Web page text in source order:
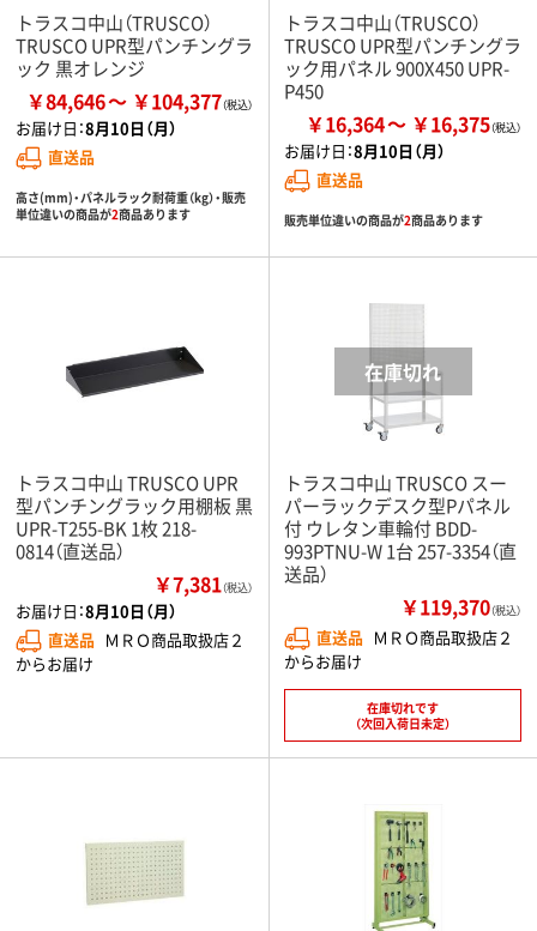
トラスコ中山（TRUSCO）
TRUSCO UPR型パンチングラ
ック 黒オレンジ
￥84,646 ￥104,377
お届け日：8月10日（月）
直送品
高さ(mm)・パネルラック耐荷重（kg）・販売
単位違いの商品が2商品あります
トラスコ中山（TRUSCO）
TRUSCO UPR型パンチングラ
ック用パネル 900X450 UPR-
P450
￥16,364 ￥16,375
お届け日：8月10日（月）
直送品
販売単位違いの商品が2商品あります
トラスコ中山 TRUSCO UPR
型パンチングラック用棚板 黒
UPR-T255-BK 1枚 218-
0814（直送品）
￥7,381（税込）
お届け日：8月10日（月）
直送品 ＭＲＯ商品取扱店２
からお届け
トラスコ中山 TRUSCO スー
パーラックデスク型Pパネル
付 ウレタン車輪付 BDD-
993PTNU-W 1台 257-3354（直
送品）
￥119,370（税込）
直送品 ＭＲＯ商品取扱店２
からお届け
在庫切れです
（次回入荷日未定）